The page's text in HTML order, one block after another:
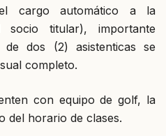
cargo automático a la
socio titular), importante
dos (2) asistenticas se
completo.
con equipo de golf, la
del horario de clases.